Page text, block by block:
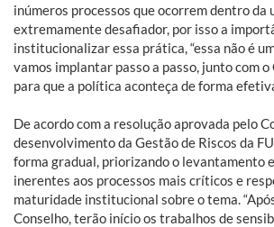
inúmeros processos que ocorrem dentro da
extremamente desafiador, por isso a
institucionalizar essa prática, “essa não é
vamos implantar passo a passo, junto com
para que a política aconteça de forma
De acordo com a resolução aprovada pelo
desenvolvimento da Gestão de Riscos da
forma gradual, priorizando o levantamento
inerentes aos processos mais críticos e
maturidade institucional sobre o tema.
Conselho, terão início os trabalhos de